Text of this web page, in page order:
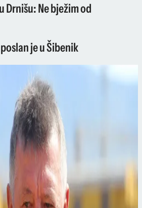
Drnišu: Ne bježim od
je u Šibenik